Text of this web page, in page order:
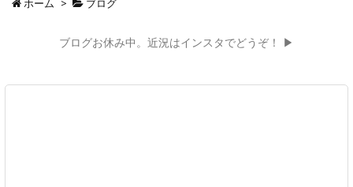
ホーム > ブログ
ブログお休み中。近況はインスタでどうぞ！ ▶